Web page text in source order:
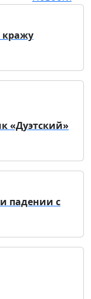
кражу
«Дуэтский»
падении с